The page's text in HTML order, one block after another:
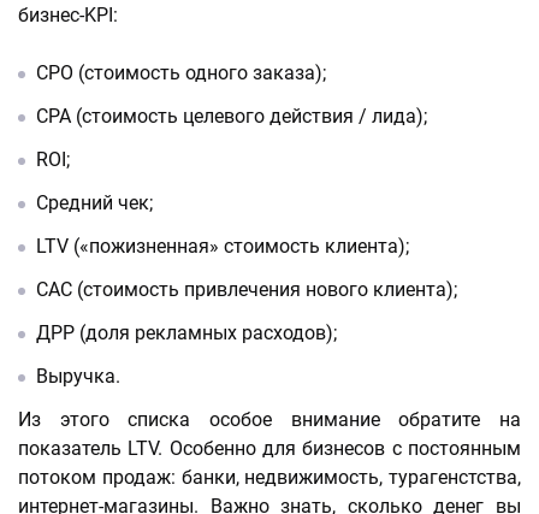
бизнес-KPI:
CPO (стоимость одного заказа);
CPA (стоимость целевого действия / лида);
ROI;
Средний чек;
LTV («пожизненная» стоимость клиента);
CAC (стоимость привлечения нового клиента);
ДРР (доля рекламных расходов);
Выручка.
Из этого списка особое внимание обратите на
показатель LTV. Особенно для бизнесов с постоянным
потоком продаж: банки, недвижимость, турагенстства,
интернет-магазины. Важно знать, сколько денег вы